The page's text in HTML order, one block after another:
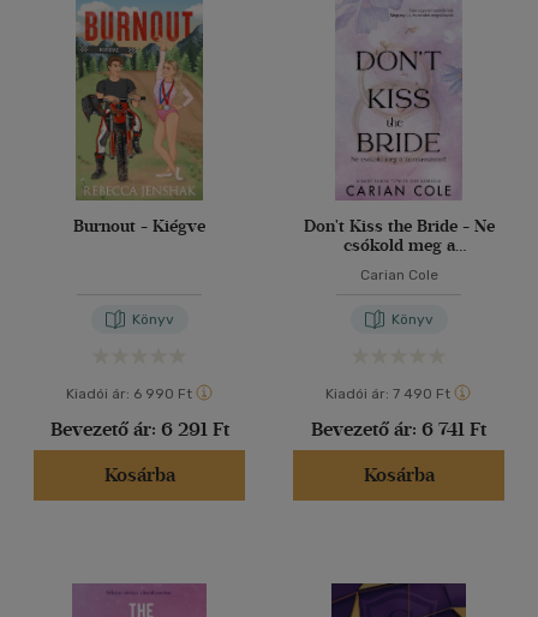
Burnout - Kiégve
Könyv
Kiadói ár: 6 990 Ft
Bevezető ár: 6 291 Ft
Kosárba
Don't Kiss the Bride - Ne
csókold meg a
Carian Cole
Könyv
Kiadói ár: 7 490 Ft
Bevezető ár: 6 741 Ft
Kosárba